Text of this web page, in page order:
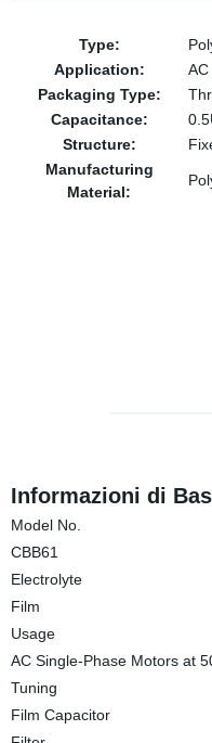
Type:
Application:
Packaging Type:
Capacitance:
Structure:
Manufacturing
Material:
Informazioni di
Model No.
CBB61
Electrolyte
Film
Usage
AC Single-Phase Motors at
Tuning
Film Capacitor